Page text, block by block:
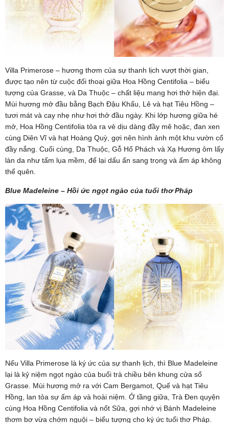
Villa Primerose – hương thơm của sự thanh lịch vượt thời gian,
được tạo nên từ cuộc đối thoại giữa Hoa Hồng Centifolia – biểu
tượng của Grasse, và Da Thuộc – chất liệu mang hơi thở hiện đại.
Mùi hương mở đầu bằng Bạch Đậu Khấu, Lê và hạt Tiêu Hồng –
tươi mát và cay nhẹ như hơi thở đầu ngày. Khi lớp hương giữa hé
mở, Hoa Hồng Centifolia tỏa ra vẻ dịu dàng đầy mê hoặc, đan xen
cùng Diên Vĩ và hạt Hoàng Quỳ, gợi nên hình ảnh một khu vườn cổ
đầy nắng. Cuối cùng, Da Thuộc, Gỗ Hổ Phách và Xạ Hương ôm lấy
làn da như tấm lụa mềm, để lại dấu ấn sang trọng và ấm áp không
thể quên.
Blue Madeleine – Hồi ức ngọt ngào của tuổi thơ Pháp
Nếu Villa Primerose là ký ức của sự thanh lịch, thì Blue Madeleine
lại là kỷ niệm ngọt ngào của buổi trà chiều bên khung cửa sổ
Grasse. Mùi hương mở ra với Cam Bergamot, Quế và hạt Tiêu
Hồng, lan tỏa sự ấm áp và hoài niệm. Ở tầng giữa, Trà Đen quyện
cùng Hoa Hồng Centifolia và nốt Sữa, gợi nhớ vị Bánh Madeleine
thơm bơ vừa chớm nguội – biểu tượng cho ký ức tuổi thơ Pháp.